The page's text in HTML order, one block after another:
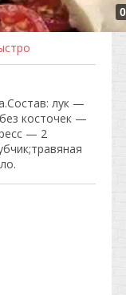
лук —
косточек —
— 2